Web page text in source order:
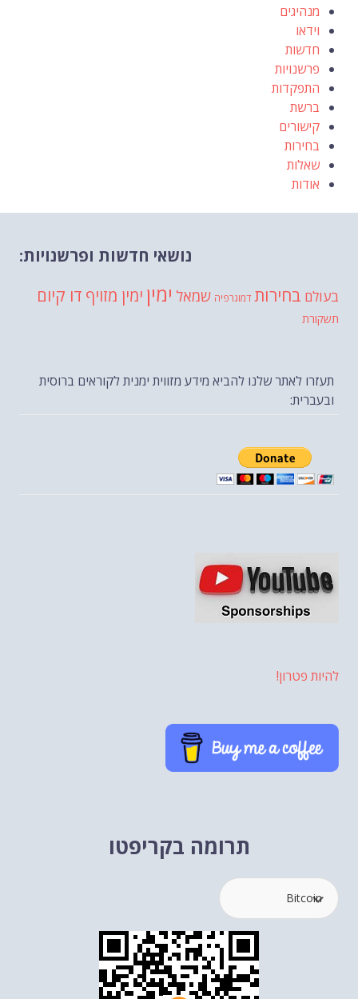
מנהיגים
וידאו
חדשות
פרשנויות
התפקדות
ברשת
קישורים
בחירות
שאלות
אודות
נושאי חדשות ופרשנויות:
בעולם בחירות דמוגרפיה שמאל ימין ימין מזויף דו קיום
תשקורת
תעזרו לאתר שלנו להביא מידע מזווית ימנית לקוראים ברוסית
ובעברית:
להיות פטרון!
תרומה בקריפטו